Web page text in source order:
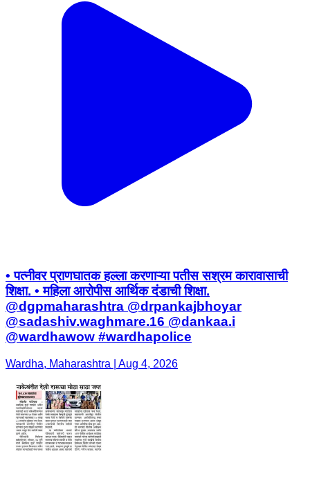
• पत्नीवर प्राणघातक हल्ला करणाऱ्या पतीस सश्रम कारावासाची
शिक्षा. • महिला आरोपीस आर्थिक दंडाची शिक्षा.
@dgpmaharashtra @drpankajbhoyar
@sadashiv.waghmare.16 @dankaa.i
@wardhawow #wardhapolice
Wardha, Maharashtra | Aug 4, 2026